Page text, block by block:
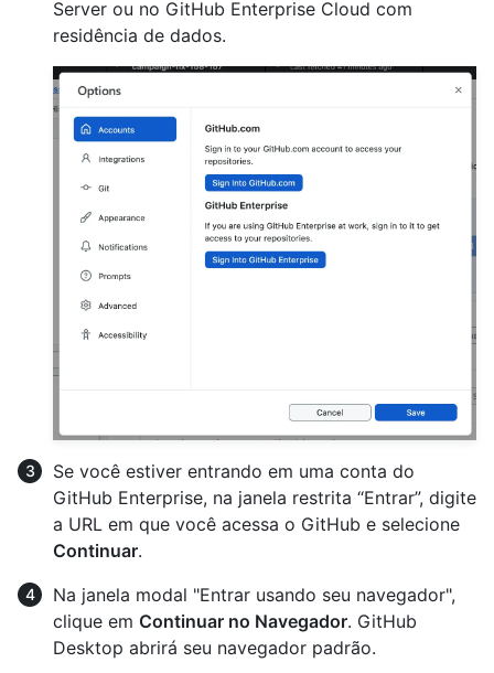
Server ou no GitHub Enterprise Cloud com
residência de dados.
Se você estiver entrando em uma conta do
GitHub Enterprise, na janela restrita “Entrar”, digite
a URL em que você acessa o GitHub e selecione
Continuar.
Na janela modal "Entrar usando seu navegador",
clique em Continuar no Navegador. GitHub
Desktop abrirá seu navegador padrão.